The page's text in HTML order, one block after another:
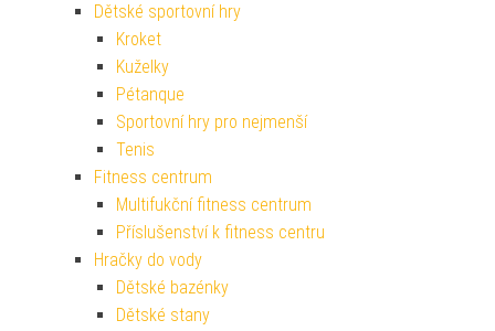
Dětské sportovní hry
Kroket
Kuželky
Pétanque
Sportovní hry pro nejmenší
Tenis
Fitness centrum
Multifukční fitness centrum
Příslušenství k fitness centru
Hračky do vody
Dětské bazénky
Dětské stany